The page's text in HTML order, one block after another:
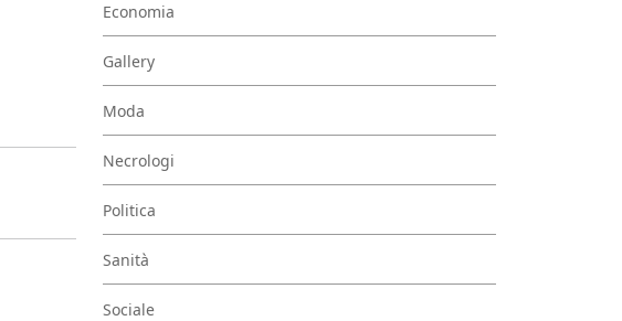
Economia
Gallery
Moda
Necrologi
Politica
Sanità
Sociale